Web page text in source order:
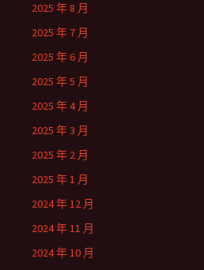
2025 年 8 月
2025 年 7 月
2025 年 6 月
2025 年 5 月
2025 年 4 月
2025 年 3 月
2025 年 2 月
2025 年 1 月
2024 年 12 月
2024 年 11 月
2024 年 10 月